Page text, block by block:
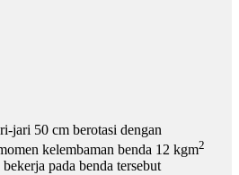
jari 50 cm berotasi dengan
kelembaman benda 12 kgm2
pada benda tersebut